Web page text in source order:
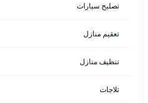
تصليح سيارات
تعقيم منازل
تنظيف منازل
ثلاجات